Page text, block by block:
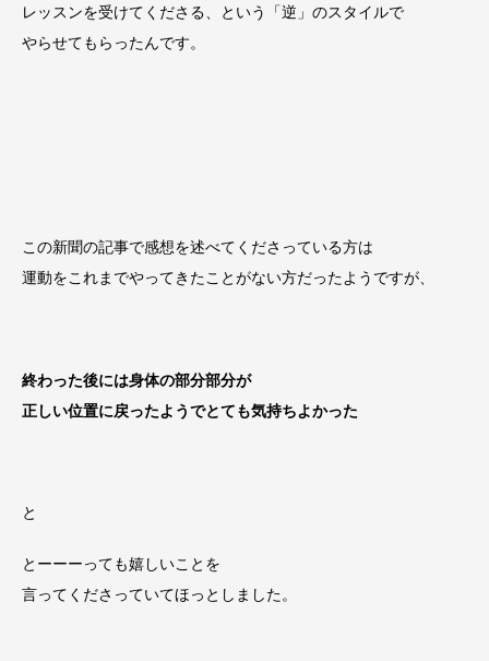
レッスンを受けてくださる、という「逆」のスタイルで
やらせてもらったんです。
この新聞の記事で感想を述べてくださっている方は
運動をこれまでやってきたことがない方だったようですが、
終わった後には身体の部分部分が
正しい位置に戻ったようでとても気持ちよかった
と
とーーーっても嬉しいことを
言ってくださっていてほっとしました。